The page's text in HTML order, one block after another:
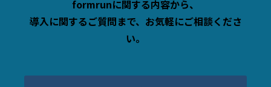
formrunに関する内容から、
導入に関するご質問まで、お気軽にご相談くださ
い。